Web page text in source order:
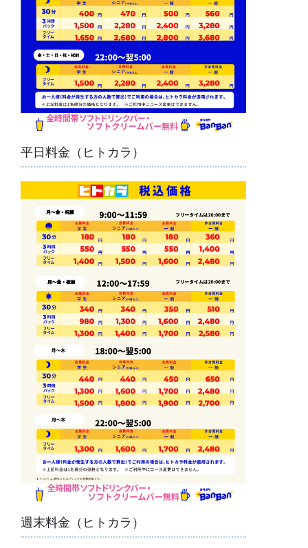
平日料金（ヒトカラ）
週末料金（ヒトカラ）